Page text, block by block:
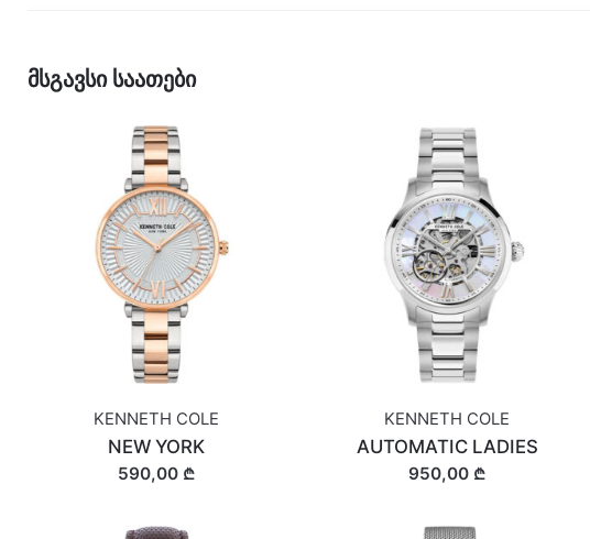
მსგავსი საათები
KENNETH COLE
NEW YORK
590,00 ₾
KENNETH COLE
AUTOMATIC LADIES
950,00 ₾